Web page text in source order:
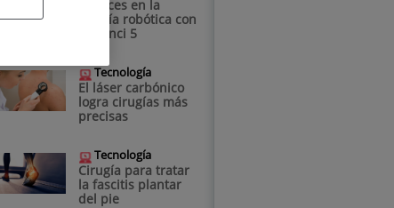
Avances en la
cirugía robótica con
Da Vinci 5
Tecnología
El láser carbónico
logra cirugías más
precisas
Tecnología
Cirugía para tratar
la fascitis plantar
del pie